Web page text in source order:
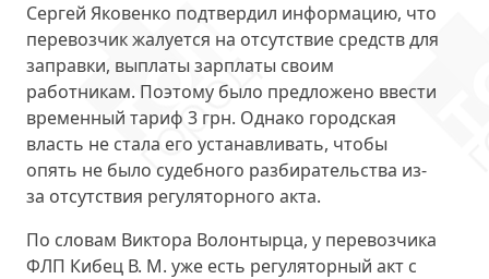
Сергей Яковенко подтвердил информацию, что
перевозчик жалуется на отсутствие средств для
заправки, выплаты зарплаты своим
работникам. Поэтому было предложено ввести
временный тариф 3 грн. Однако городская
власть не стала его устанавливать, чтобы
опять не было судебного разбирательства из-
за отсутствия регуляторного акта.
По словам Виктора Волонтырца, у перевозчика
ФЛП Кибец В. М. уже есть регуляторный акт с